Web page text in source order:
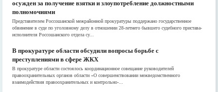
осужден за получение взятки и злоупотребление должностными
полномочиями
Представителем Россошанской межрайонной прокуратуры поддержано государственное
обвинение в суде по уголовному делу в отношении 28-летнего бывшего судебного пристава-
исполнителя Россошанского отдела су...
В прокуратуре области обсудили вопросы борьбе с
преступлениями в сфере ЖКХ
В прокуратуре области состоялось координационное совещание руководителей
правоохранительных органов области «О совершенствовании межведомственного
взаимодействия правоохранительных и контрольно-...